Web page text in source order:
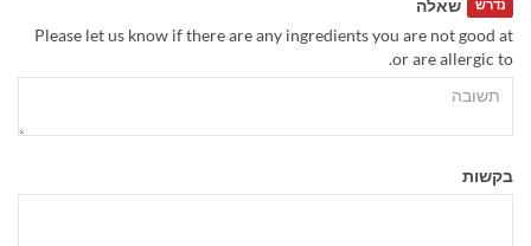
שאלה נדרש
Please let us know if there are any ingredients you are not good at
or are allergic to.
בקשות